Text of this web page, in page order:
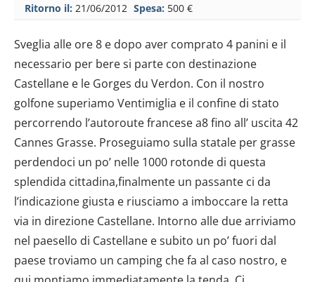
Ritorno il: 21/06/2012 Spesa: 500 €
Sveglia alle ore 8 e dopo aver comprato 4 panini e il
necessario per bere si parte con destinazione
Castellane e le Gorges du Verdon. Con il nostro
golfone superiamo Ventimiglia e il confine di stato
percorrendo l’autoroute francese a8 fino all’ uscita 42
Cannes Grasse. Proseguiamo sulla statale per grasse
perdendoci un po’ nelle 1000 rotonde di questa
splendida cittadina,finalmente un passante ci da
l’indicazione giusta e riusciamo a imboccare la retta
via in direzione Castellane. Intorno alle due arriviamo
nel paesello di Castellane e subito un po’ fuori dal
paese troviamo un camping che fa al caso nostro, e